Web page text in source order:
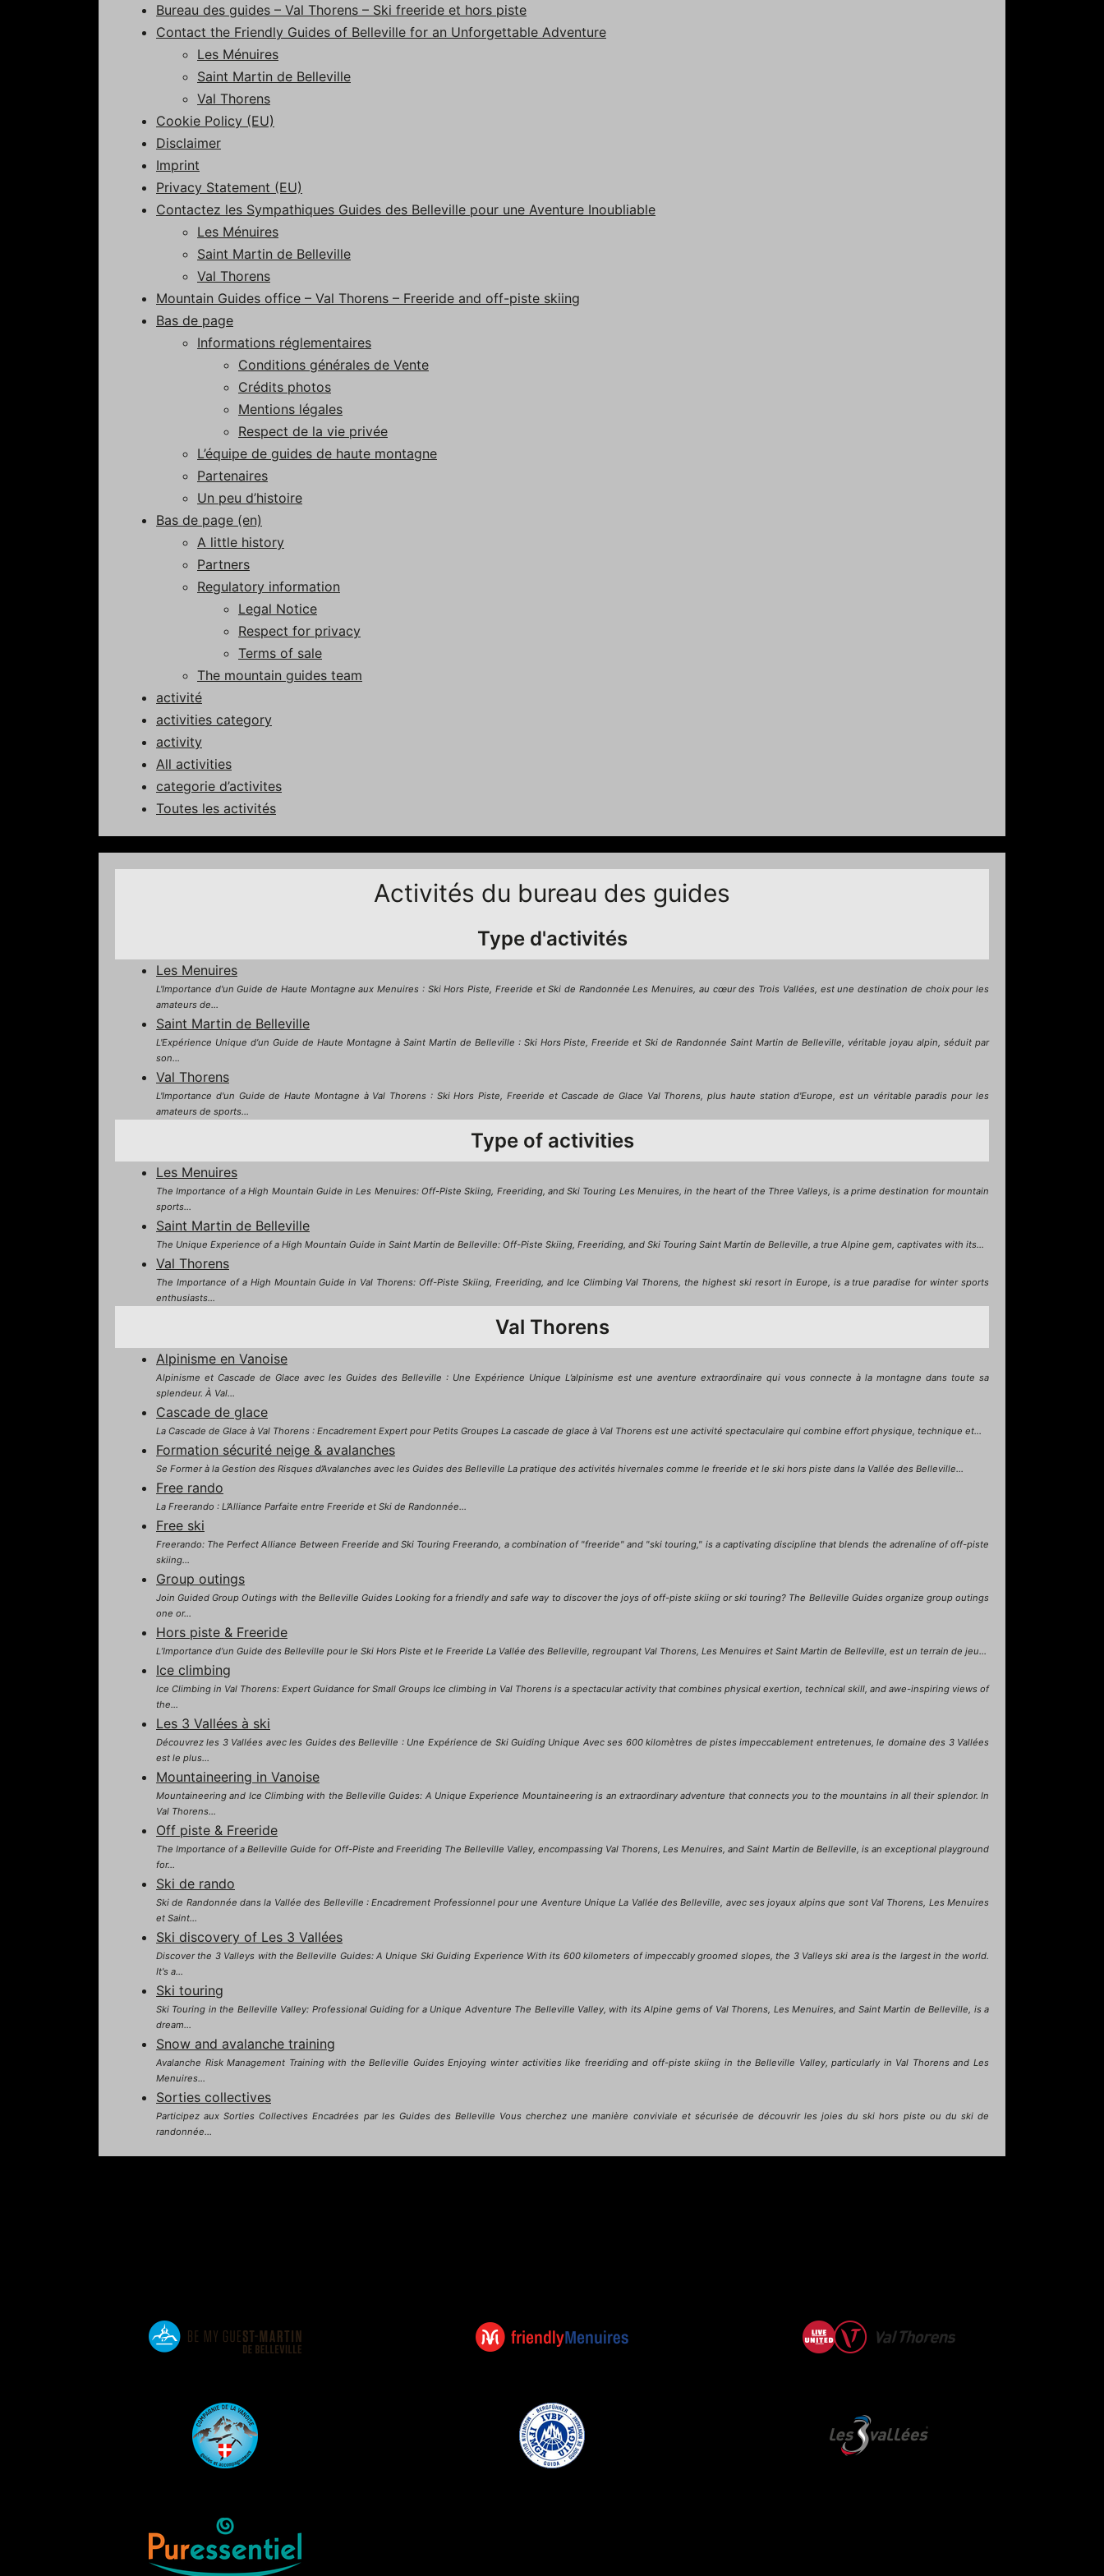
Bureau des guides – Val Thorens – Ski freeride et hors piste
Contact the Friendly Guides of Belleville for an Unforgettable Adventure
Les Ménuires
Saint Martin de Belleville
Val Thorens
Cookie Policy (EU)
Disclaimer
Imprint
Privacy Statement (EU)
Contactez les Sympathiques Guides des Belleville pour une Aventure Inoubliable
Les Ménuires
Saint Martin de Belleville
Val Thorens
Mountain Guides office – Val Thorens – Freeride and off-piste skiing
Bas de page
Informations réglementaires
Conditions générales de Vente
Crédits photos
Mentions légales
Respect de la vie privée
L’équipe de guides de haute montagne
Partenaires
Un peu d’histoire
Bas de page (en)
A little history
Partners
Regulatory information
Legal Notice
Respect for privacy
Terms of sale
The mountain guides team
activité
activities category
activity
All activities
categorie d’activites
Toutes les activités
Activités du bureau des guides
Type d'activités
Les Menuires
L'Importance d'un Guide de Haute Montagne aux Menuires : Ski Hors Piste, Freeride et Ski de Randonnée Les Menuires, au cœur des Trois Vallées, est une destination de choix pour les
amateurs de...
Saint Martin de Belleville
L'Expérience Unique d’un Guide de Haute Montagne à Saint Martin de Belleville : Ski Hors Piste, Freeride et Ski de Randonnée Saint Martin de Belleville, véritable joyau alpin, séduit par
son...
Val Thorens
L'Importance d'un Guide de Haute Montagne à Val Thorens : Ski Hors Piste, Freeride et Cascade de Glace Val Thorens, plus haute station d'Europe, est un véritable paradis pour les
amateurs de sports...
Type of activities
Les Menuires
The Importance of a High Mountain Guide in Les Menuires: Off-Piste Skiing, Freeriding, and Ski Touring Les Menuires, in the heart of the Three Valleys, is a prime destination for mountain
sports...
Saint Martin de Belleville
The Unique Experience of a High Mountain Guide in Saint Martin de Belleville: Off-Piste Skiing, Freeriding, and Ski Touring Saint Martin de Belleville, a true Alpine gem, captivates with its...
Val Thorens
The Importance of a High Mountain Guide in Val Thorens: Off-Piste Skiing, Freeriding, and Ice Climbing Val Thorens, the highest ski resort in Europe, is a true paradise for winter sports
enthusiasts...
Val Thorens
Alpinisme en Vanoise
Alpinisme et Cascade de Glace avec les Guides des Belleville : Une Expérience Unique L’alpinisme est une aventure extraordinaire qui vous connecte à la montagne dans toute sa
splendeur. À Val...
Cascade de glace
La Cascade de Glace à Val Thorens : Encadrement Expert pour Petits Groupes La cascade de glace à Val Thorens est une activité spectaculaire qui combine effort physique, technique et...
Formation sécurité neige & avalanches
Se Former à la Gestion des Risques d’Avalanches avec les Guides des Belleville La pratique des activités hivernales comme le freeride et le ski hors piste dans la Vallée des Belleville...
Free rando
La Freerando : L’Alliance Parfaite entre Freeride et Ski de Randonnée...
Free ski
Freerando: The Perfect Alliance Between Freeride and Ski Touring Freerando, a combination of "freeride" and "ski touring," is a captivating discipline that blends the adrenaline of off-piste
skiing...
Group outings
Join Guided Group Outings with the Belleville Guides Looking for a friendly and safe way to discover the joys of off-piste skiing or ski touring? The Belleville Guides organize group outings
one or...
Hors piste & Freeride
L’Importance d’un Guide des Belleville pour le Ski Hors Piste et le Freeride La Vallée des Belleville, regroupant Val Thorens, Les Menuires et Saint Martin de Belleville, est un terrain de jeu...
Ice climbing
Ice Climbing in Val Thorens: Expert Guidance for Small Groups Ice climbing in Val Thorens is a spectacular activity that combines physical exertion, technical skill, and awe-inspiring views of
the...
Les 3 Vallées à ski
Découvrez les 3 Vallées avec les Guides des Belleville : Une Expérience de Ski Guiding Unique Avec ses 600 kilomètres de pistes impeccablement entretenues, le domaine des 3 Vallées
est le plus...
Mountaineering in Vanoise
Mountaineering and Ice Climbing with the Belleville Guides: A Unique Experience Mountaineering is an extraordinary adventure that connects you to the mountains in all their splendor. In
Val Thorens...
Off piste & Freeride
The Importance of a Belleville Guide for Off-Piste and Freeriding The Belleville Valley, encompassing Val Thorens, Les Menuires, and Saint Martin de Belleville, is an exceptional playground
for...
Ski de rando
Ski de Randonnée dans la Vallée des Belleville : Encadrement Professionnel pour une Aventure Unique La Vallée des Belleville, avec ses joyaux alpins que sont Val Thorens, Les Menuires
et Saint...
Ski discovery of Les 3 Vallées
Discover the 3 Valleys with the Belleville Guides: A Unique Ski Guiding Experience With its 600 kilometers of impeccably groomed slopes, the 3 Valleys ski area is the largest in the world.
It's a...
Ski touring
Ski Touring in the Belleville Valley: Professional Guiding for a Unique Adventure The Belleville Valley, with its Alpine gems of Val Thorens, Les Menuires, and Saint Martin de Belleville, is a
dream...
Snow and avalanche training
Avalanche Risk Management Training with the Belleville Guides Enjoying winter activities like freeriding and off-piste skiing in the Belleville Valley, particularly in Val Thorens and Les
Menuires...
Sorties collectives
Participez aux Sorties Collectives Encadrées par les Guides des Belleville Vous cherchez une manière conviviale et sécurisée de découvrir les joies du ski hors piste ou du ski de
randonnée...